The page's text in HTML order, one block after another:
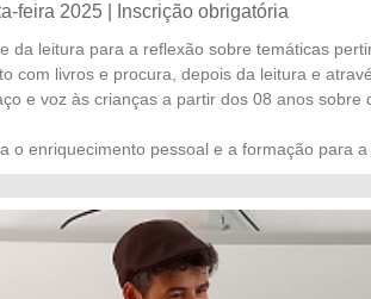
feira 2025 | Inscrição obrigatória
da leitura para a reflexão sobre temáticas
com livros e procura, depois da leitura e
e voz às crianças a partir dos 08 anos sobre
o enriquecimento pessoal e a formação para